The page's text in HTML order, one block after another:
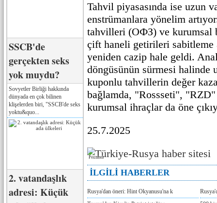
SSCB'de
gerçekten seks
yok muydu?
Sovyetler Birliği hakkında
dünyada en çok bilinen
klişelerden biri, "SSCB'de seks
yoktu&quo...
2. vatandaşlık
adresi: Küçük
Tahvil piyasasında ise uzun
enstrümanlara yönelim
tahvilleri (OФЗ) ve kurumsal
çift haneli getirileri sabitleme
yeniden cazip hale geldi.
döngüsünün sürmesi halinde
kuponlu tahvillerin değer
bağlamda, "Rossseti",
kurumsal ihraçlar da öne
25.7.2025
Реклама
İLGİLİ HABERLER
Rusya'dan öneri: Hint Okyanusu'na k